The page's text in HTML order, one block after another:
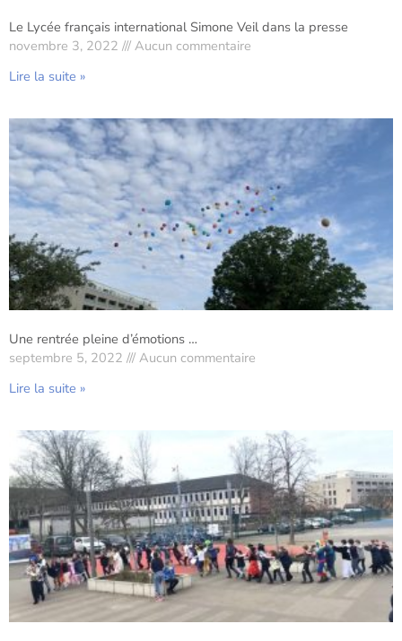
Le Lycée français international Simone Veil dans la presse
novembre 3, 2022
Aucun commentaire
Lire la suite »
Une rentrée pleine d’émotions …
septembre 5, 2022
Aucun commentaire
Lire la suite »